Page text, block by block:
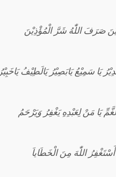
صَرَفَ اللّٰهُ شَرَّ الْمُؤْذِيْنَ
يَا سَمِيْعُ يَابَصِيْرُ يَالَطِيْفُ يَاخَبِيْرُ